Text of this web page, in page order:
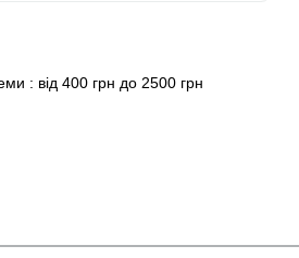
: від 400 грн до 2500 грн